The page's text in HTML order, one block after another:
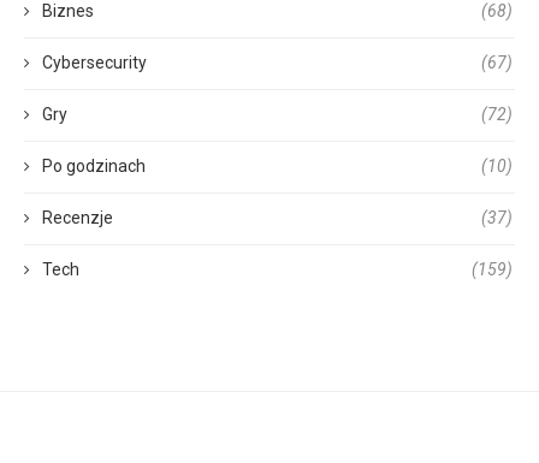
Biznes (68)
Cybersecurity (67)
Gry (72)
Po godzinach (10)
Recenzje (37)
Tech (159)